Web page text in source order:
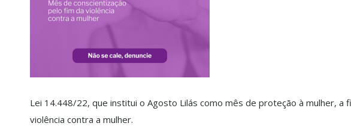
Lei 14.448/22, que institui o Agosto Lilás como mês de proteção à mulher, a
violência contra a mulher.